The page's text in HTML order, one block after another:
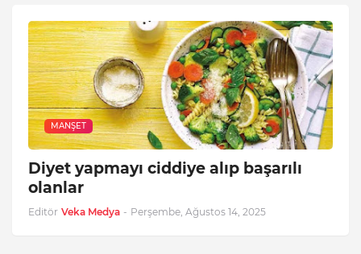
MANŞET
Diyet yapmayı ciddiye alıp başarılı
olanlar
Editör Veka Medya - Perşembe, Ağustos 14, 2025